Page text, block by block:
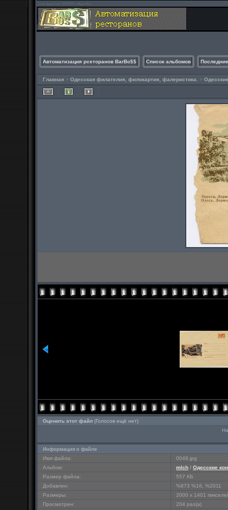
Автоматизация рсеторанов BarBo$$ Список альбомов
Главная > Одесская филателия, филокартия, фалеристика. >
Оценить этот файл (Голосов ещё нет)
Информация о файле
Имя файла:
0048.jpg
Альбом:
mlch / Одесские
Размер файла:
557 КБ
Добавлен:
%873 %16, %2011
Размеры:
2000 x 1401
Просмотрен:
204 раз(а)